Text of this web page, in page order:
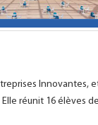
Innovantes,
réunit 16 élèves